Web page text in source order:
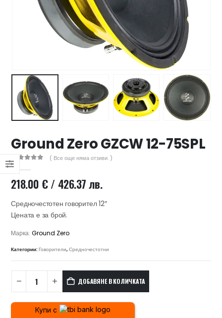
Ground Zero GZCW 12-75SPL
0
( Все още няма отзиви. )
218.00 €/ 426.37 лв.
Средночестотен говорител 12″
Цената е за брой.
Марка:Ground Zero
Категории:Говорители,Средночестотни
ДОБАВЯНЕ В КОЛИЧКАТА
Купи с